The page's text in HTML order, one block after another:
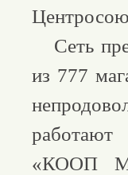
Сеть
из 777
«КООП